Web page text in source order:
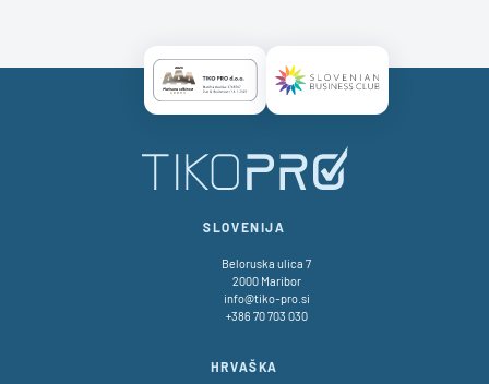
Certificate AAA LogoCertificate SBC Logo
SLOVENIJA
Beloruska ulica 7
2000 Maribor
info@tiko-pro.si
+386 70 703 030
HRVAŠKA